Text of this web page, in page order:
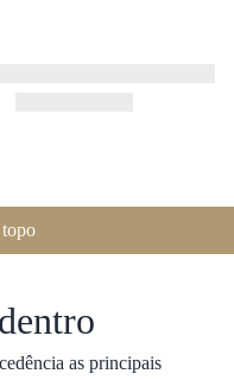
as principais